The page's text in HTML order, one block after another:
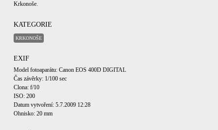
Krkonoše.
KATEGORIE
KRKONOŠE
EXIF
Model fotoaparátu: Canon EOS 400D DIGITAL
Čas závěrky: 1/100 sec
Clona: f/10
ISO: 200
Datum vytvoření: 5.7.2009 12:28
Ohnisko: 20 mm